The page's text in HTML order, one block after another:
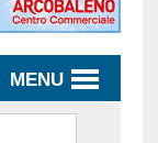
MENU